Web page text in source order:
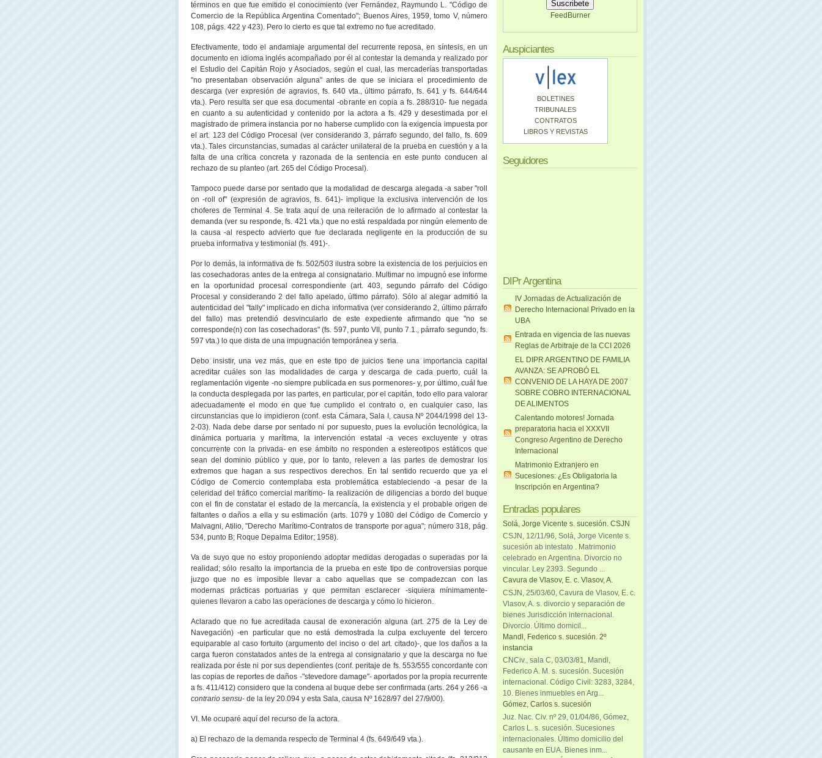
términos en que fue emitido el conocimiento (ver Fernández, Raymundo L. "Código de
Comercio de
la República Argentina Comentado"; Buenos Aires, 1959, tomo V, número
108, págs. 422 y 423). Pero lo cierto es que tal extremo no fue acreditado.
Efectivamente, todo el andamiaje argumental del recurrente reposa, en síntesis, en un
documento en idioma inglés acompañado por él al contestar la demanda y realizado por
el Estudio del Capitán Rojo y Asociados, según el cual, las mercaderías transportadas
"no presentaban observación alguna" antes de que se iniciara el procedimiento de
descarga (ver expresión de agravios, fs. 640 vta., último párrafo, fs. 641 y fs. 644/644
vta.). Pero resulta ser que esa documental -obrante en copia a fs. 288/310- fue negada
en cuanto a su autenticidad y contenido por la actora a fs. 429 y desestimada por el
magistrado de primera instancia por no haberse cumplido con la exigencia impuesta por
el art. 123 del Código Procesal (ver considerando 3, párrafo segundo, del fallo, fs. 609
vta.). Tales circunstancias, sumadas al carácter unilateral de la prueba en cuestión y a la
falta de una crítica concreta y razonada de la sentencia en este punto conducen al
rechazo de su planteo (art. 265 del Código Procesal).
Tampoco puede darse por sentado que la modalidad de descarga alegada -a saber "roll
on -roll of" (expresión de agravios, fs. 641)- implique la exclusiva intervención de los
choferes de Terminal 4. Se trata aquí de una reiteración de lo afirmado al contestar la
demanda (ver su responde, fs. 421 vta.) que no está respaldada por ningún elemento de
la causa -al respecto advierto que fue declarada negligente en la producción de su
prueba informativa y testimonial (fs. 491)-.
Por lo demás, la informativa de fs. 502/503 ilustra sobre la existencia de los perjuicios en
las cosechadoras antes de la entrega al consignatario. Multimar no impugnó ese informe
en la oportunidad procesal correspondiente (art. 403, segundo párrafo del Código
Procesal y considerando 2 del fallo apelado, último párrafo). Sólo al alegar admitió la
autenticidad del "tally" implicado en dicha informativa (ver considerando 2, último párrafo
del fallo) mas pretendió desvincularlo de este expediente afirmando que "no se
corresponde(n) con las cosechadoras" (fs. 597, punto VII, punto 7.1., párrafo segundo, fs.
597 vta.) lo que dista de una impugnación temporánea y seria.
Debo insistir, una vez más, que en este tipo de juicios tiene una importancia capital
acreditar cuáles son las modalidades de carga y descarga de cada puerto, cuál la
reglamentación vigente -no siempre publicada en sus pormenores- y, por último, cuál fue
la conducta desplegada por las partes, en particular, por el capitán, todo ello para valorar
adecuadamente el modo en que fue cumplido el contrato o, en cualquier caso, las
circunstancias que lo impidieron (conf. esta Cámara, Sala I, causa Nº 2044/1998 del 13-
2-03). Nada debe darse por sentado ni por supuesto, pues la evolución tecnológica, la
dinámica portuaria y marítima, la intervención estatal -a veces excluyente y otras
concurrente con la privada- en ese ámbito no responden a estereotipos estáticos que
sean del dominio público y que, por lo tanto, releven a las partes de demostrar los
extremos que hagan a sus respectivos derechos. En tal sentido recuerdo que ya el
Código de Comercio contemplaba esta problemática estableciendo -a pesar de la
celeridad del tráfico comercial marítimo- la realización de diligencias a bordo del buque
con el fin de constatar el estado de la mercancía, la existencia y el probable origen de
faltantes o daños a ella y su estimación (arts. 1079 y 1080 del Código de Comercio y
Malvagni, Atilio, "Derecho Marítimo-Contratos de transporte por agua"; número 318, pág.
534, punto B; Roque Depalma Editor; 1958).
Va de suyo que no estoy proponiendo adoptar medidas derogadas o superadas por la
realidad; sólo resalto la importancia de la prueba en este tipo de controversias porque
juzgo que no es imposible llevar a cabo aquellas que se compadezcan con las
modernas prácticas portuarias y que permitan esclarecer -siquiera mínimamente-
quienes llevaron a cabo las operaciones de descarga y cómo lo hicieron.
Aclarado que no fue acreditada causal de exoneración alguna (art. 275 de la Ley de
Navegación) -en particular que no está demostrada la culpa excluyente del tercero
equiparable al caso fortuito (argumento del inciso o del art. citado)-, que los daños a la
carga fueron constatados antes de la entrega al consignatario y que la descarga no fue
realizada por éste ni por sus dependientes (conf. peritaje de fs. 553/555 concordante con
las copias de reportes de daños -"stevedore damage"- aportados por la propia recurrente
a fs. 411/412) considero que la condena al buque debe ser confirmada (arts. 264 y 266 -a
contrario sensu- de la ley 20.094 y esta Sala, causa Nº 1628/97 del 27/9/00).
VI. Me ocuparé aquí del recurso de la actora.
a) El rechazo de la demanda respecto de Terminal 4 (fs. 649/649 vta.).
FeedBurner
Auspiciantes
BOLETINES
TRIBUNALES
CONTRATOS
LIBROS Y REVISTAS
Seguidores
DIPr Argentina
IV Jornadas de Actualización de
Derecho Internacional Privado en la
UBA
Entrada en vigencia de las nuevas
Reglas de Arbitraje de la CCI 2026
EL DIPR ARGENTINO DE FAMILIA
AVANZA: SE APROBÓ EL
CONVENIO DE LA HAYA DE 2007
SOBRE COBRO INTERNACIONAL
DE ALIMENTOS
Calentando motores! Jornada
preparatoria hacia el XXXVII
Congreso Argentino de Derecho
Internacional
Matrimonio Extranjero en
Sucesiones: ¿Es Obligatoria la
Inscripción en Argentina?
Entradas populares
Solá, Jorge Vicente s. sucesión. CSJN
CSJN, 12/11/96, Solá, Jorge Vicente s.
sucesión ab intestato . Matrimonio
celebrado en Argentina. Divorcio no
vincular. Ley 2393. Segundo ...
Cavura de Vlasov, E. c. Vlasov, A.
CSJN, 25/03/60, Cavura de Vlasov, E. c.
Vlasov, A. s. divorcio y separación de
bienes Jurisdicción internacional.
Divorcio. Último domicil...
Mandl, Federico s. sucesión. 2º
instancia
CNCiv., sala C, 03/03/81, Mandl,
Federico A. M. s. sucesión. Sucesión
internacional. Código Civil: 3283, 3284,
10. Bienes inmuebles en Arg...
Gómez, Carlos s. sucesión
Juz. Nac. Civ. nº 29, 01/04/86, Gómez,
Carlos L. s. sucesión. Sucesiones
internacionales. Último domicilio del
causante en EUA. Bienes inm...